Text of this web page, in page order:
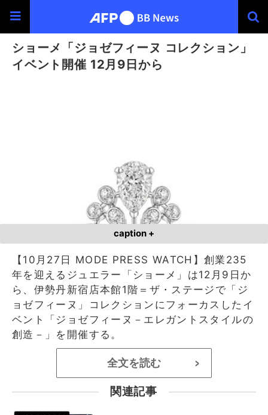
ショーメ「ジョゼフィーヌ コレクション」
イベント開催 12月9日から
caption +
【10月27日 MODE PRESS WATCH】創業235
年を迎えるジュエラー「ショーメ」は12月9日か
ら、伊勢丹新宿店本館1階＝ザ・ステージで「ジ
ョゼフィーヌ」コレクションにフォーカスしたイ
ベント「ジョゼフィーヌ－エレガントスタイルの
創造－」を開催する。
全文を読む >
関連記事